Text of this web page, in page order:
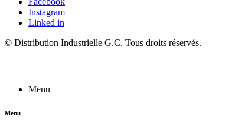
Instagram
Linked in
© Distribution Industrielle G.C. Tous droits réservés.
Menu
Menu